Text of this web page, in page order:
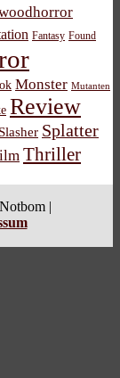
Fantasy Found
Monster Mutanten
Review
Slasher Splatter
Thriller
|